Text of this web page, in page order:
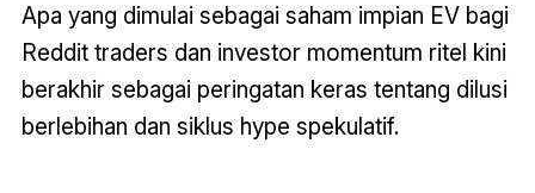
Apa yang dimulai sebagai saham impian EV bagi
Reddit traders dan investor momentum ritel kini
berakhir sebagai peringatan keras tentang dilusi
berlebihan dan siklus hype spekulatif.